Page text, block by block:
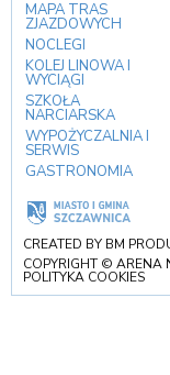
MAPA TRAS
ZJAZDOWYCH
NOCLEGI
KOLEJ LINOWA I
WYCIĄGI
SZKOŁA
NARCIARSKA
WYPOŻYCZALNIA I
SERWIS
GASTRONOMIA
CREATED BY BM
COPYRIGHT © ARENA
POLITYKA COOKIES